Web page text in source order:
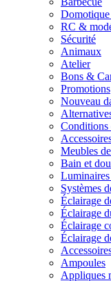
RC &
Sécurité
Animaux
Atelier
Bons &
Promotions
Nouveau
Conditions
Meubles
Bain et
Luminaires
Systèmes
Éclairage
Éclairage
Éclairage
Éclairage
Ampoules
Appliques